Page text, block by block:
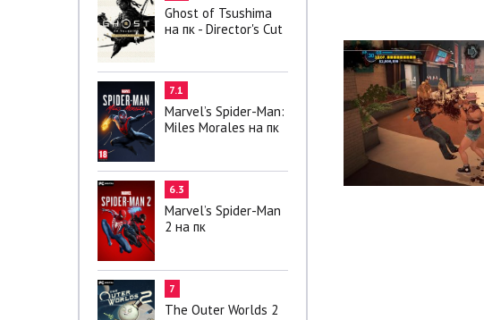
Ghost of Tsushima
на пк - Director's Cut
7.1
Marvel’s Spider-Man:
Miles Morales на пк
6.3
Marvel’s Spider-Man
2 на пк
7
The Outer Worlds 2